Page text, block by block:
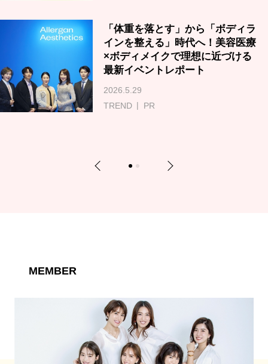
「体重を落とす」から「ボディラ
インを整える」時代へ！美容医療
×ボディメイクで理想に近づける
最新イベントレポート
2026.5.29
TREND
PR
Previous 1 2 Next
MEMBER